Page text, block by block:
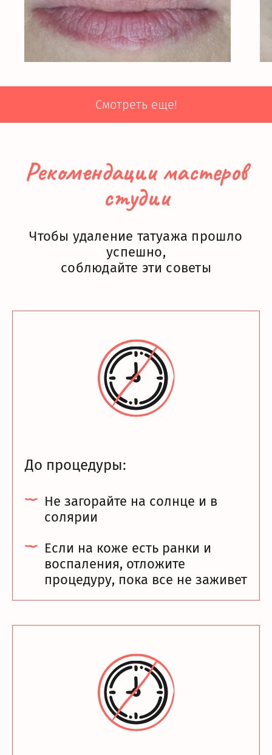
Смотреть еще!
Рекомендации мастеров
студии
Чтобы удаление татуажа прошло
успешно,
соблюдайте эти советы
До процедуры:
Не загорайте на солнце и в
солярии
Если на коже есть ранки и
воспаления, отложите
процедуру, пока все не заживет